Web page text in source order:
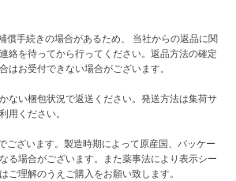
償手続きの場合があるため、 当社からの返品に関
絡を待ってから行ってください。返品方法の確定
はお受付できない場合がございます。
ない梱包状況で返送ください。発送方法は集荷サ
用ください。
ございます。製造時期によって原産国、パッケー
る場合がございます。また薬事法により表示シー
ご理解のうえご購入をお願い致します。